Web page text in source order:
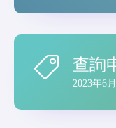
查詢
2023年6